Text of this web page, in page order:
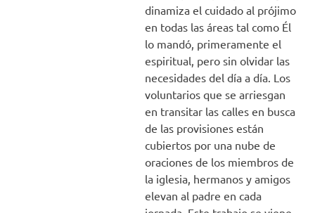
dinamiza el cuidado al prójimo
en todas las áreas tal como Él
lo mandó, primeramente el
espiritual, pero sin olvidar las
necesidades del día a día. Los
voluntarios que se arriesgan
en transitar las calles en busca
de las provisiones están
cubiertos por una nube de
oraciones de los miembros de
la iglesia, hermanos y amigos
elevan al padre en cada